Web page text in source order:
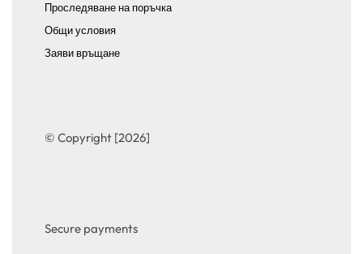
Проследяване на поръчка
Общи условия
Заяви връщане
© Copyright [2026]
Secure payments